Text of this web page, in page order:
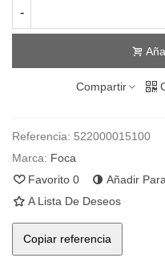
-
Compartir
Referencia: 522000015100
Marca: Foca
Favorito 0 Añadir
A Lista De Deseos
Copiar referencia